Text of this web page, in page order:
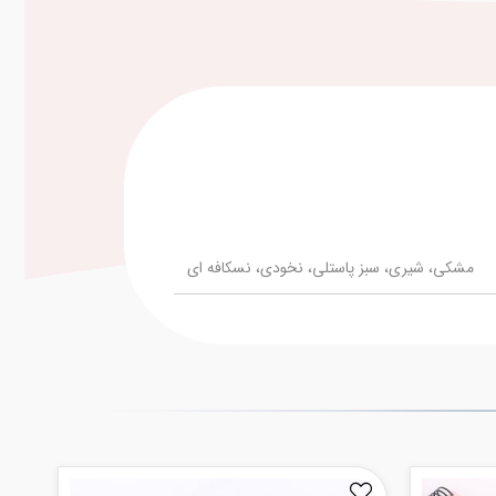
مشکی، شیری، سبز پاستلی، نخودی، نسکافه ای